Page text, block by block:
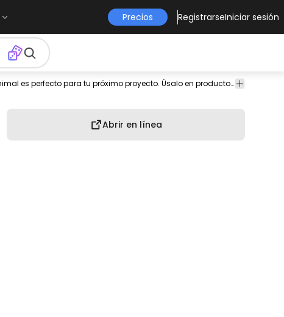
Precios RegistrarseIniciar sesión
posterior ver poligonal
imagen
diseño
Animales Naturaleza
Este diseño animal poligonal y animal es perfecto para tu próximo proyecto. Úsalo en productos de merchandising, sitios web, redes sociales y más. ¡Te encantará!
Abrir en línea